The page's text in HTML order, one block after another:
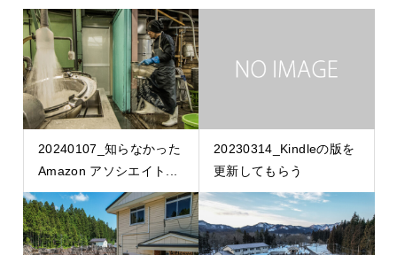
20240107_知らなかった
Amazon アソシエイト...
20230314_Kindleの版を
更新してもらう